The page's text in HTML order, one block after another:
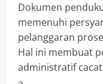
Dokumen
memenuhi
pelanggaran
Hal ini membuat
administratif